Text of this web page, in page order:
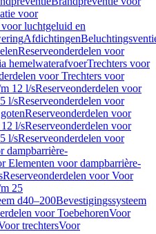
voor
luchtgeluid en
Afdichtingen
Reserveonderdelen voor
hemelwaterafvoerTrechters voor
voor Trechters voor
12 l/sReserveonderdelen voor
l/sReserveonderdelen voor
Reserveonderdelen voor
l/sReserveonderdelen voor
l/sReserveonderdelen voor
dampbarrière-
Elementen voor dampbarrière-
Reserveonderdelen voor Voor
25
d40–200Bevestigingssysteem
voor ToebehorenVoor
trechtersVoor